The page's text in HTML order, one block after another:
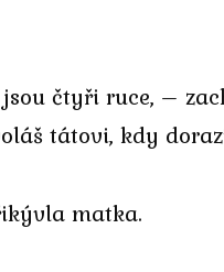
čtyři ruce, –
tátovi, kdy
matka.